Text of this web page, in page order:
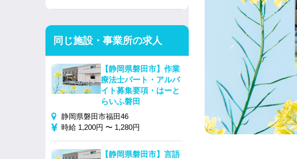
同じ施設・事業所の求人
【静岡県磐田市】作業
療法士パート・アルバ
イト募集要項・はーと
らいふ磐田
静岡県磐田市福田46
時給 1,200円 〜 1,280円
【静岡県磐田市】言語